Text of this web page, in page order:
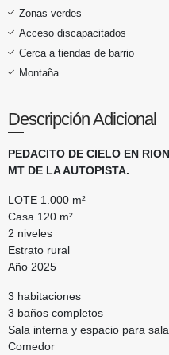
Zonas verdes
Acceso discapacitados
Cerca a tiendas de barrio
Montaña
Descripción Adicional
PEDACITO DE CIELO EN
MT DE LA AUTOPISTA.
LOTE 1.000 m²
Casa 120 m²
2 niveles
Estrato rural
Año 2025
3 habitaciones
3 baños completos
Sala interna y espacio para
Comedor